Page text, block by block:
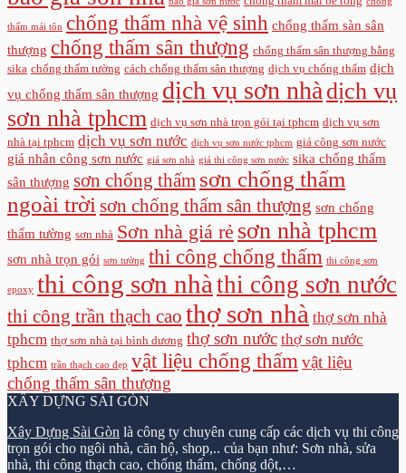
thấm mái tôn chống thấm nhà vệ sinh chống thấm sàn sân
thượng chống thấm sân thượng chống thấm sân thượng bằng
sika chống thấm tường cách chống thấm sân thượng dịch vụ chống thấm dịch
vụ chống thấm sân thượng dịch vụ sơn nhà dịch vụ
sơn nhà tphcm dịch vụ sơn nhà trọn gói tại tphcm dịch vụ sơn
nhà tại tphcm dịch vụ sơn nước dịch vụ sơn nước tphcm giá công sơn nước
giá nhân công sơn nước giá sơn nhà giá thi công sơn nước sika chống thấm
sân thượng sơn chống thấm sơn chống thấm
ngoài trời sơn chống thấm sân thượng sơn chống
thấm tường sơn nhà Sơn nhà giá rẻ sơn nhà tphcm
sơn nhà trọn gói sơn tường thi công chống thấm thi công sơn
epoxy thi công sơn nhà thi công sơn nước
thi công trần thạch cao thợ sơn nhà thợ sơn nhà
tphcm thợ sơn nhà tại bình dương thợ sơn nước thợ sơn nước
tphcm trần thạch cao đẹp vật liệu chống thấm vật liệu
chống thấm sân thượng
XÂY DỰNG SÀI GÒN
Xây Dựng Sài Gòn là công ty chuyên cung cấp các dịch vụ thi công
trọn gói cho ngôi nhà, căn hộ, shop,.. của bạn như: Sơn nhà, sửa
nhà, thi công thạch cao, chống thấm, chống dột,…